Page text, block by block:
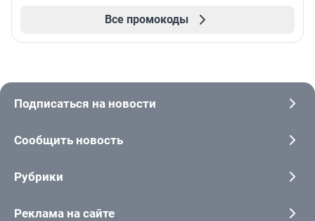
Все промокоды
Подписаться на новости
Сообщить новость
Рубрики
Реклама на сайте